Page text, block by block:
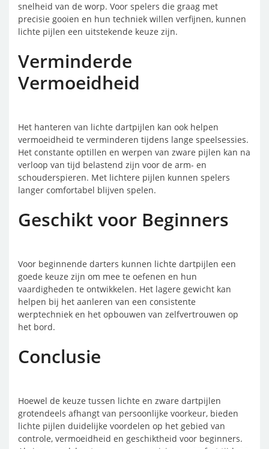
snelheid van de worp. Voor spelers die graag met
precisie gooien en hun techniek willen verfijnen, kunnen
lichte pijlen een uitstekende keuze zijn.
Verminderde
Vermoeidheid
Het hanteren van lichte dartpijlen kan ook helpen
vermoeidheid te verminderen tijdens lange speelsessies.
Het constante optillen en werpen van zware pijlen kan na
verloop van tijd belastend zijn voor de arm- en
schouderspieren. Met lichtere pijlen kunnen spelers
langer comfortabel blijven spelen.
Geschikt voor Beginners
Voor beginnende darters kunnen lichte dartpijlen een
goede keuze zijn om mee te oefenen en hun
vaardigheden te ontwikkelen. Het lagere gewicht kan
helpen bij het aanleren van een consistente
werptechniek en het opbouwen van zelfvertrouwen op
het bord.
Conclusie
Hoewel de keuze tussen lichte en zware dartpijlen
grotendeels afhangt van persoonlijke voorkeur, bieden
lichte pijlen duidelijke voordelen op het gebied van
controle, vermoeidheid en geschiktheid voor beginners.